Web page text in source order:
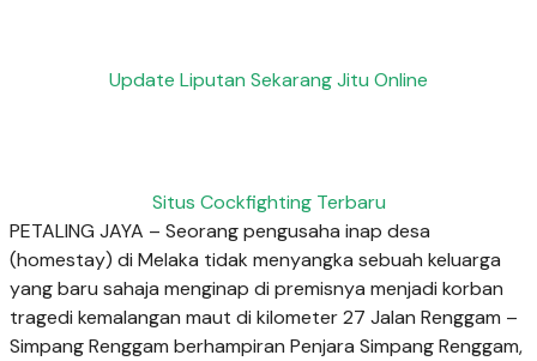
Update Liputan Sekarang Jitu Online
Situs Cockfighting Terbaru
PETALING JAYA – Seorang pengusaha inap desa
(homestay) di Melaka tidak menyangka sebuah keluarga
yang baru sahaja menginap di premisnya menjadi korban
tragedi kemalangan maut di kilometer 27 Jalan Renggam –
Simpang Renggam berhampiran Penjara Simpang Renggam,